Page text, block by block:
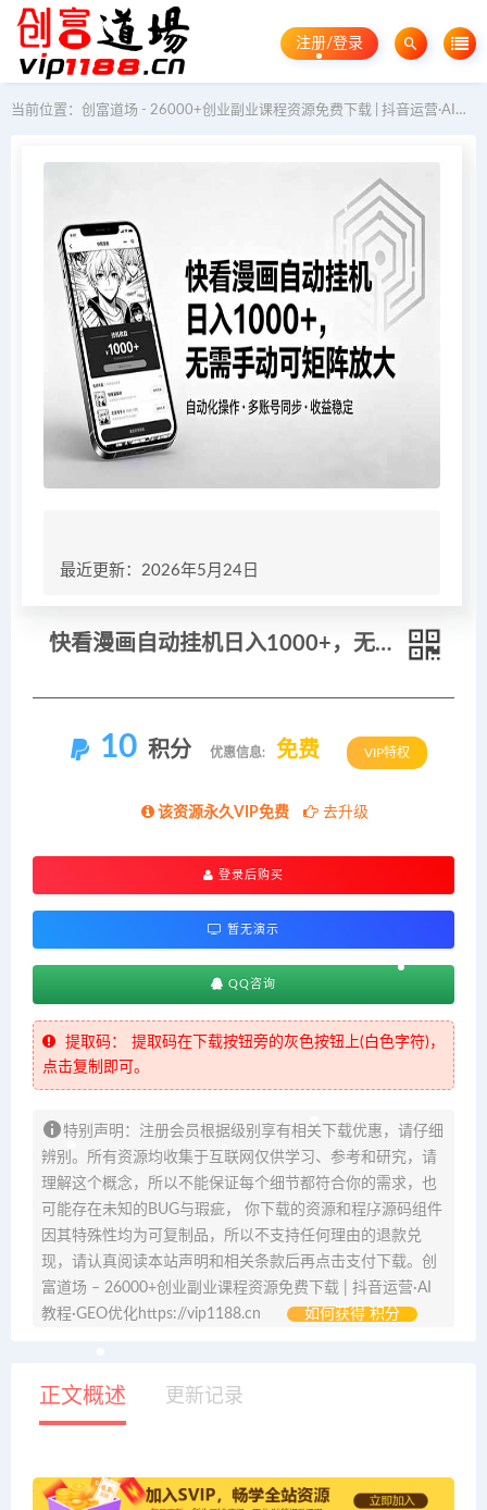
注册/登录
当前位置： 创富道场 - 26000+创业副业课程资源免费下载 | 抖音运营·AI教程·GEO优化
最近更新：2026年5月24日
快看漫画自动挂机日入1000+，无需手动可矩阵放大
10 积分 优惠信息: 免费 VIP特权
该资源永久VIP免费 去升级
登录后购买
暂无演示
QQ咨询
提取码：
提取码在下载按钮旁的灰色按钮上(白色字符)，
点击复制即可。
特别声明：注册会员根据级别享有相关下载优惠，请仔细
辨别。所有资源均收集于互联网仅供学习、参考和研究，请
理解这个概念，所以不能保证每个细节都符合你的需求，也
可能存在未知的BUG与瑕疵， 你下载的资源和程序源码组件
因其特殊性均为可复制品，所以不支持任何理由的退款兑
现，请认真阅读本站声明和相关条款后再点击支付下载。创
富道场 – 26000+创业副业课程资源免费下载 | 抖音运营·AI
教程·GEO优化https://vip1188.cn
如何获得 积分
正文概述 更新记录